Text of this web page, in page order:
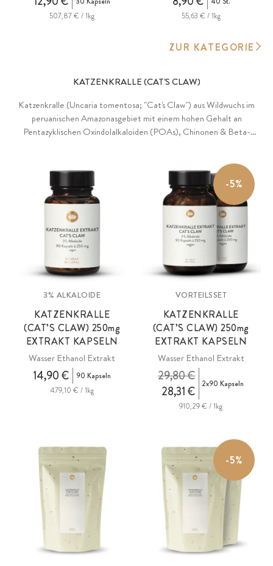
507,87 € / 1kg
55,63 € / 1kg
ZUR KATEGORIE
KATZENKRALLE (CAT'S CLAW)
Katzenkralle (Uncaria tomentosa; "Cat's Claw") aus Wildwuchs im
peruanischen Amazonasgebiet mit einem hohen Gehalt an
Pentazyklischen Oxindolalkaloiden (POAs), Chinonen & Beta-
3% ALKALOIDE
KATZENKRALLE
(CAT’S CLAW) 250mg
EXTRAKT KAPSELN
Wasser Ethanol Extrakt
14,90 €
90 Kapseln
479,10 € / 1kg
-5%
VORTEILSSET
KATZENKRALLE
(CAT’S CLAW) 250mg
EXTRAKT KAPSELN
Wasser Ethanol Extrakt
28,31 €
29,80 € 2x90 Kapseln
910,29 € / 1kg
-5%